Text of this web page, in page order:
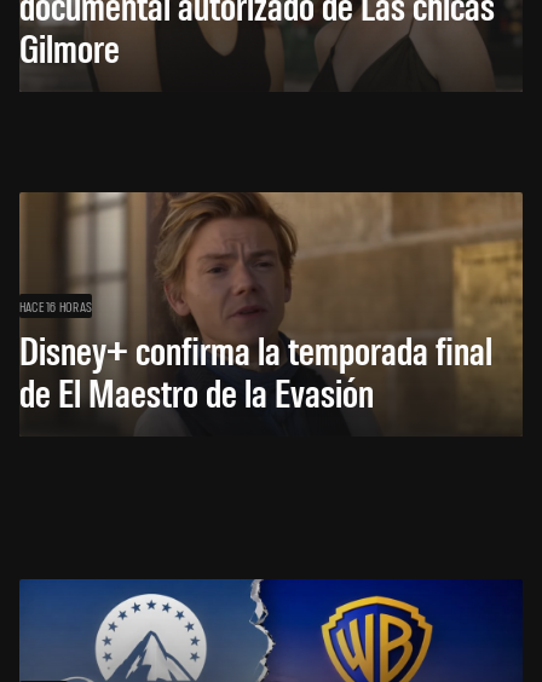
Gilmore
HACE 16 HORAS
Disney+ confirma la temporada final
de El Maestro de la Evasión